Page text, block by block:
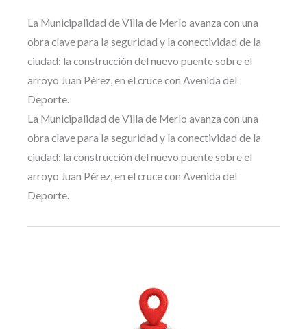
La Municipalidad de Villa de Merlo avanza con una
obra clave para la seguridad y la conectividad de la
ciudad: la construcción del nuevo puente sobre el
arroyo Juan Pérez, en el cruce con Avenida del
Deporte.
La Municipalidad de Villa de Merlo avanza con una
obra clave para la seguridad y la conectividad de la
ciudad: la construcción del nuevo puente sobre el
arroyo Juan Pérez, en el cruce con Avenida del
Deporte.